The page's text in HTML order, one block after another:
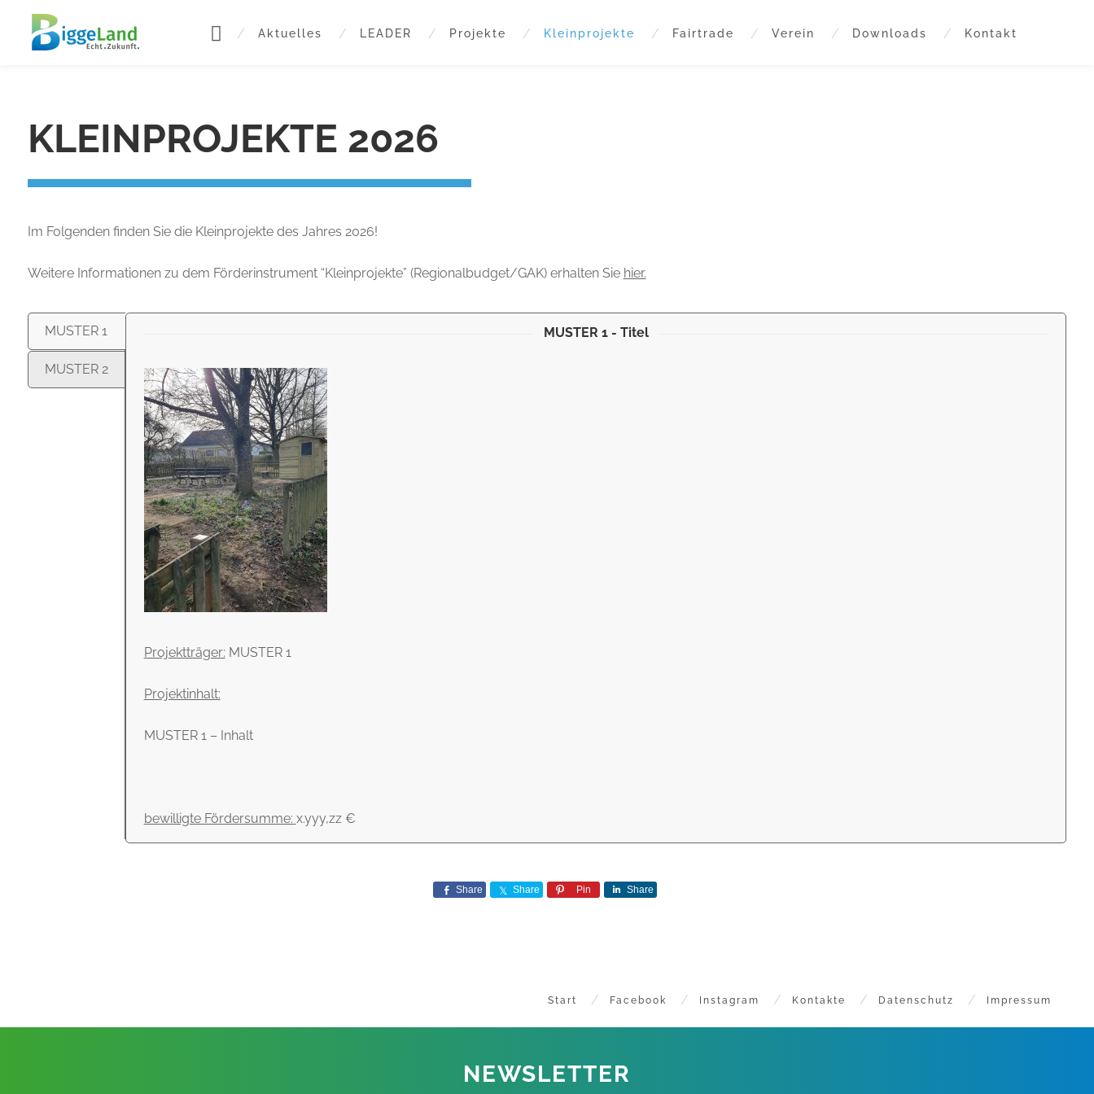
Hauptnavigation
springen
Inhalt
springen
Fußzeile
springen
Aktuelles LEADER Projekte Kleinprojekte Fairtrade Verein Downloads Kontakt
KLEINPROJEKTE 2026
Im Folgenden finden Sie die Kleinprojekte des Jahres 2026!
Weitere Informationen zu dem Förderinstrument “Kleinprojekte” (Regionalbudget/GAK) erhalten Sie hier.
MUSTER 1
MUSTER 2
MUSTER 1 - Titel
Projektträger: MUSTER 1
Projektinhalt:
MUSTER 1 – Inhalt
bewilligte Fördersumme: x.yyy,zz €
Share Share Pin Share
Start Facebook Instagram Kontakte Datenschutz Impressum
NEWSLETTER